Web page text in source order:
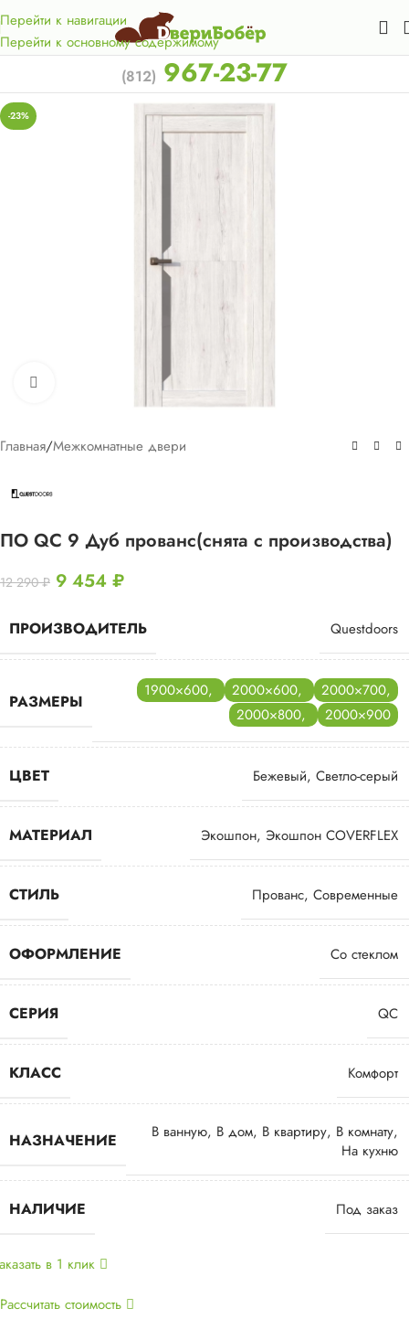
Перейти к навигации
Перейти к основному содержимому
км. от КАД.
(812) 967-23-77
-23%
Нажмите, чтобы увеличить
Главная/Межкомнатные двери
ПО QC 9 Дуб прованс(снята с производства)
12 290₽ 9 454 ₽
ПРОИЗВОДИТЕЛЬ Questdoors
РАЗМЕРЫ
1900×600, 2000×600, 2000×700,
2000×800, 2000×900
ЦВЕТ Бежевый, Светло-серый
МАТЕРИАЛ Экошпон, Экошпон COVERFLEX
СТИЛЬ Прованс, Современные
ОФОРМЛЕНИЕ Со стеклом
СЕРИЯ QC
КЛАСС Комфорт
НАЗНАЧЕНИЕ В ванную, В дом, В квартиру, В комнату,
На кухню
НАЛИЧИЕ Под заказ
в 1 клик
Рассчитать стоимость